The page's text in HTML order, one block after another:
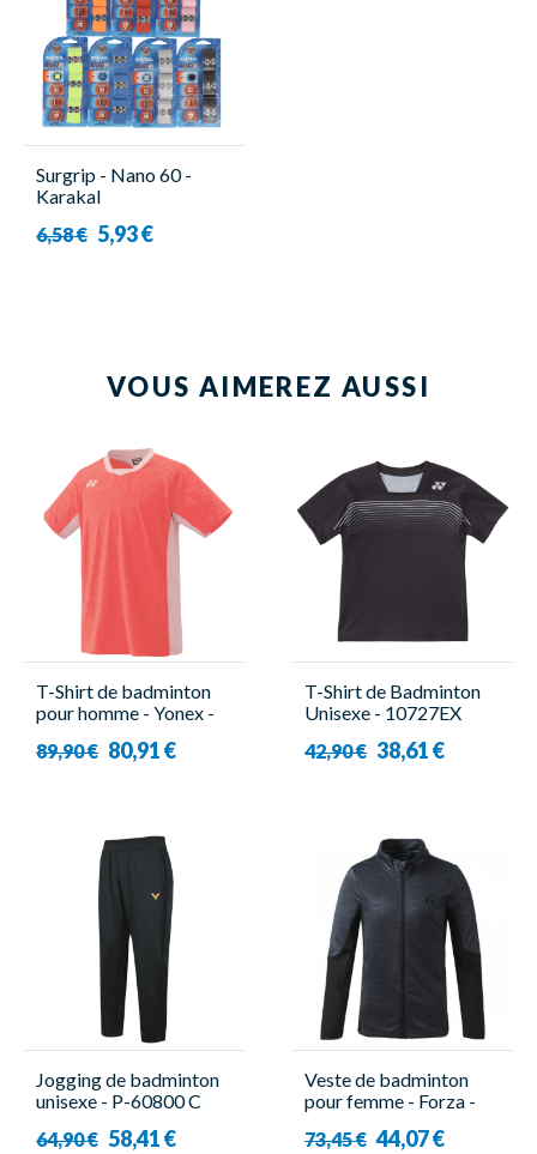
Surgrip - Nano 60 -
Karakal
6,58 € 5,93 €
VOUS AIMEREZ AUSSI
T-Shirt de badminton
pour homme - Yonex -
89,90 € 80,91 €
T-Shirt de Badminton
Unisexe - 10727EX
42,90 € 38,61 €
Jogging de badminton
unisexe - P-60800 C
64,90 € 58,41 €
Veste de badminton
pour femme - Forza -
73,45 € 44,07 €